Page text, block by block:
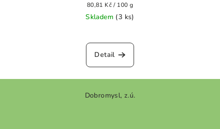
Měrná
cena:
80,81 Kč / 100 g
Skladem (3 ks)
hodnocení
produktu
z
hvězdiček.
Detail
Dobromysl, z.ú.